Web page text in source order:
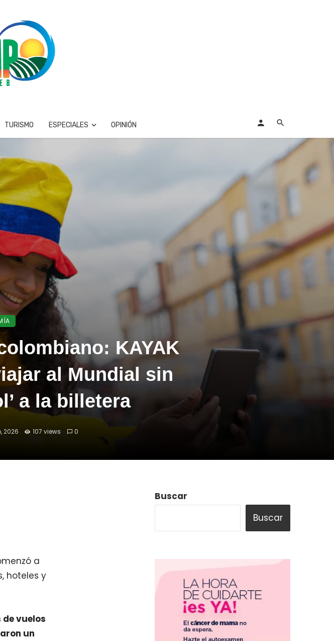
TURISMO ESPECIALES OPINIÓN
KAYAK
al Mundial sin
a la billetera
2026 107 views 0
a
hoteles y
vuelos
un
Buscar
Buscar